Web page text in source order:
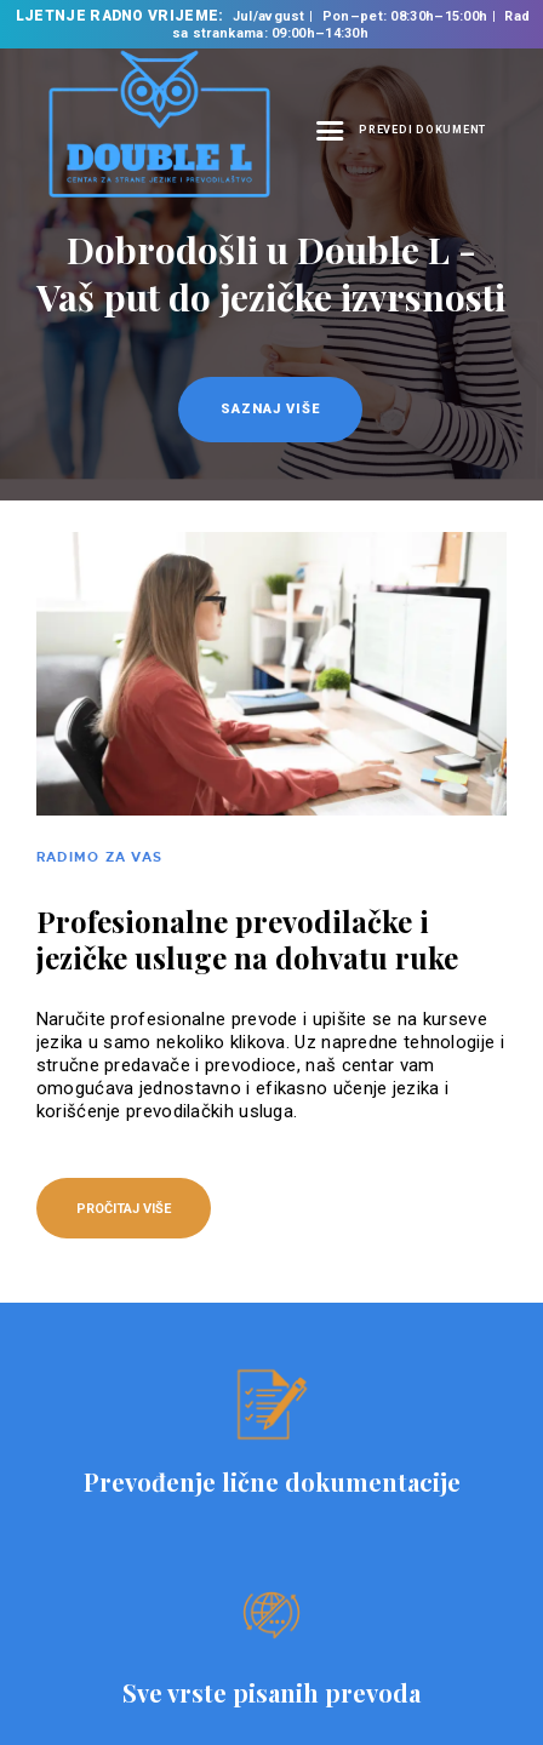
LJETNJE RADNO VRIJEME: Jul/avgust Pon–pet: 08:30h–15:00h
Rad
sa strankama: 09:00h–14:30h
PREVEDI DOKUMENT
NASLOVNA
O NAMA
NAŠE USLUGE
ŠKOLA STRANIH
JEZIKA
PREVODILAČKI BIRO
KURSEVI
NOVOSTI
KONTAKT
Prevodilačke usluge
na 35 jezika
SAZNAJ VIŠE
RADIMO ZA VAS
Profesionalne prevodilačke i
jezičke usluge na dohvatu ruke
Naručite profesionalne prevode i upišite se na kurseve
jezika u samo nekoliko klikova. Uz napredne tehnologije i
stručne predavače i prevodioce, naš centar vam
omogućava jednostavno i efikasno učenje jezika i
korišćenje prevodilačkih usluga.
PROČITAJ VIŠE
Prevođenje lične dokumentacije
Sve vrste pisanih prevoda